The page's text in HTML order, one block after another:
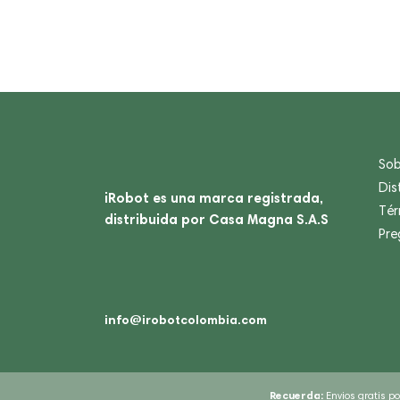
iRobot es una marca registrada,
distribuida por Casa Magna S.A.S
info@irobotcolombia.com
Recuerda:Envios gratis